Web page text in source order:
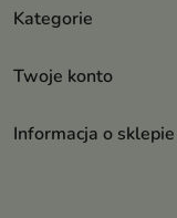
Kategorie
Twoje konto
Informacja o sklepie